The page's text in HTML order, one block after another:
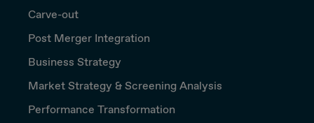
Carve-out
Post Merger Integration
Business Strategy
Market Strategy & Screening Analysis
Performance Transformation